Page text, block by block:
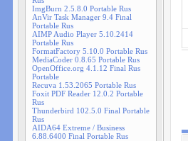
ImgBurn 2.5.8.0 Portable Rus
AnVir Task Manager 9.4 Final
Portable Rus
AIMP Audio Player 5.10.2414
Portable Rus
FormatFactory 5.10.0 Portable Rus
MediaCoder 0.8.65 Portable Rus
OpenOffice.org 4.1.12 Final Rus
Portable
Recuva 1.53.2065 Portable Rus
Foxit PDF Reader 12.0.2 Portable
Rus
Thunderbird 102.5.0 Final Portable
Rus
AIDA64 Extreme / Business
6.88.6400 Final Portable Rus